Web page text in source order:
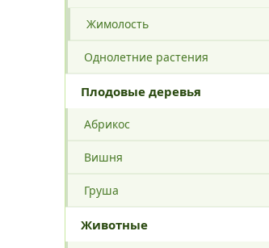
Жимолость
Однолетние растения
Плодовые деревья
Абрикос
Вишня
Груша
Животные